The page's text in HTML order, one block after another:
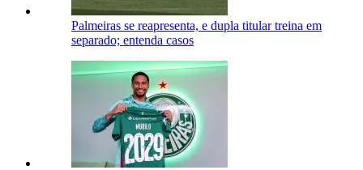
Palmeiras se reapresenta, e dupla titular treina em
separado; entenda casos